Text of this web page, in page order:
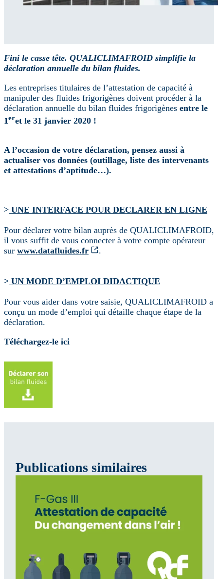
Fini le casse tête. QUALICLIMAFROID simplifie la
déclaration annuelle du bilan fluides.
Les entreprises titulaires de l’attestation de capacité à
manipuler des fluides frigorigènes doivent procéder à la
déclaration annuelle du bilan fluides frigorigènes entre le
1eret le 31 janvier 2020 !
A l’occasion de votre déclaration, pensez aussi à
actualiser vos données (outillage, liste des intervenants
et attestations d’aptitude…).
> UNE INTERFACE POUR DECLARER EN LIGNE
Pour déclarer votre bilan auprès de QUALICLIMAFROID,
il vous suffit de vous connecter à votre compte opérateur
sur www.datafluides.fr .
> UN MODE D’EMPLOI DIDACTIQUE
Pour vous aider dans votre saisie, QUALICLIMAFROID a
conçu un mode d’emploi qui détaille chaque étape de la
déclaration.
Téléchargez-le ici
Publications similaires